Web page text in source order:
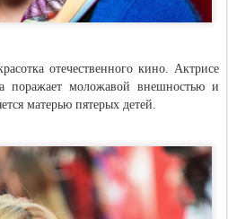
отечественного кино. Актрисе
поражает моложавой внешностью и
матерью пятерых детей.